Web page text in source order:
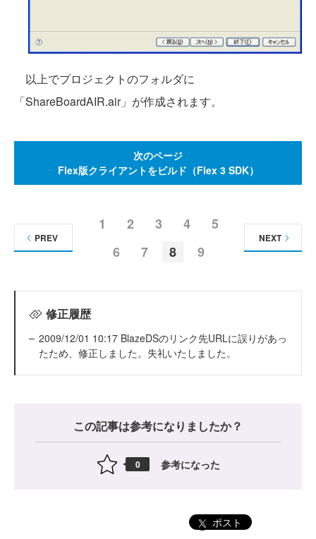
以上でプロジェクトのフォルダに
「ShareBoardAIR.air」が作成されます。
次のページ
Flex版クライアントをビルド（Flex 3 SDK）
1 2 3 4
5
6
7 8 9
PREV NEXT
修正履歴
2009/12/01 10:17 BlazeDSのリンク先URLに誤りがあっ
たため、修正しました。失礼いたしました。
この記事は参考になりましたか？
0 参考になった
ポスト